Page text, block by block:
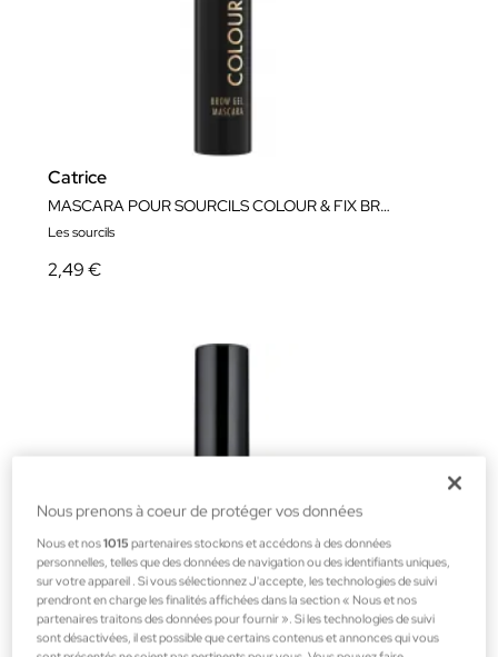
Catrice
MASCARA POUR SOURCILS COLOUR & FIX BROW GEL
Les sourcils
2,49 €
Nous prenons à coeur de protéger vos données
Nous et nos1015 partenaires stockons et accédons à des données
personnelles, telles que des données de navigation ou des identifiants uniques,
sur votre appareil . Si vous sélectionnez J'accepte, les technologies de suivi
prendront en charge les finalités affichées dans la section « Nous et nos
partenaires traitons des données pour fournir ». Si les technologies de suivi
sont désactivées, il est possible que certains contenus et annonces qui vous